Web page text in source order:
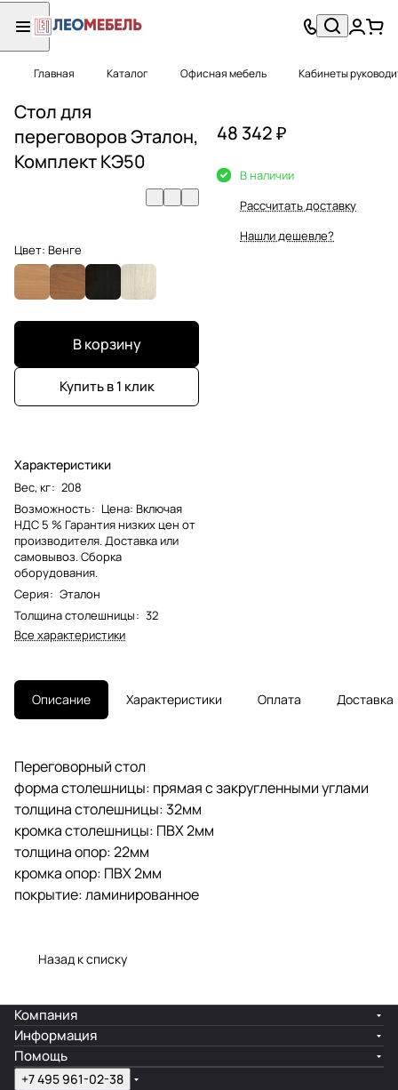
Главная Каталог Офисная мебель Кабинеты
Стол для
переговоров Эталон,
Комплект КЭ50
Цвет: Венге
В корзину
Купить в 1 клик
Характеристики
Вес, кг: 208
Возможность: Цена: Включая
НДС 5 % Гарантия низких цен от
производителя. Доставка или
самовывоз. Сборка
оборудования.
Серия: Эталон
Толщина столешницы: 32
Все характеристики
48 342 ₽
В наличии
Рассчитать доставку
Нашли дешевле?
Описание Характеристики Оплата Доставка
Переговорный стол
форма столешницы: прямая с закругленными углами
толщина столешницы: 32мм
кромка столешницы: ПВХ 2мм
толщина опор: 22мм
кромка опор: ПВХ 2мм
покрытие: ламинированное
Назад к списку
Компания
Информация
Помощь
+7 495 961-02-38